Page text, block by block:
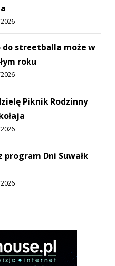
do streetballa może w
roku
Piknik Rodzinny
program Dni Suwałk